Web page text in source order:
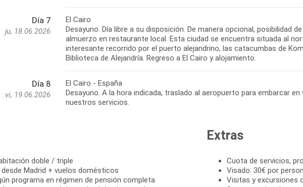
Día 7
ju, 18.06.2026
El Cairo
Desayuno. Día libre a su disposición. De manera opcional, posibilidad
almuerzo en restaurante local. Esta ciudad se encuentra situada al
interesante recorrido por el puerto alejandrino, las catacumbas de
Biblioteca de Alejandría. Regreso a El Cairo y alojamiento.
Día 8
vi, 19.06.2026
El Cairo - España
Desayuno. A la hora indicada, traslado al aeropuerto para embarcar
nuestros servicios.
doble / triple
Madrid + vuelos domésticos
programa en régimen de pensión completa
Extras
Cuota de servicios,
Visado: 30€ por
Visitas y excursiones